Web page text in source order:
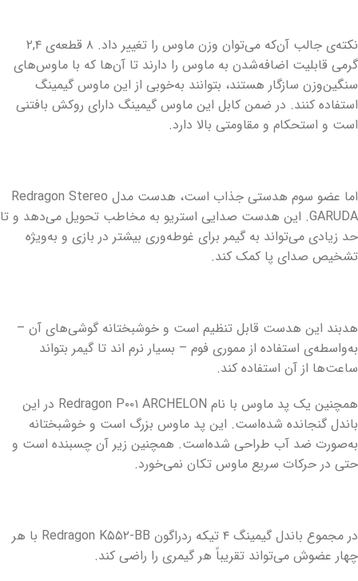
نکته‌ی جالب آن‌که می‌توان وزن ماوس را تغییر داد. ۸ قطعه‌ی ۲,۴
گرمی قابلیت اضافه‌شدن به ماوس را دارند تا آن‌ها که با ماوس‌های
سنگین‌وزن سازگار هستند، بتوانند به‌خوبی از این ماوس گیمینگ
استفاده کنند. در ضمن کابل این ماوس گیمینگ دارای روکش بافتنی
است و استحکام و مقاومتی بالا دارد.
اما عضو سوم هدستی جذاب است، هدست مدل Redragon Stereo
GARUDA. این هدست صدایی استریو به مخاطب تحویل می‌دهد و تا
حد زیادی می‌تواند به گیمر برای غوطه‌وری بیشتر در بازی و به‌ویژه
تشخیص صدای پا کمک کند.
هدبند این هدست قابل تنظیم است و خوشبختانه گوشی‌های آن –
به‌واسطه‌ی استفاده از مموری فوم – بسیار نرم اند تا گیمر بتواند
ساعت‌ها از آن استفاده کند.
همچنین یک پد ماوس با نام Redragon P۰۰۱ ARCHELON در این
باندل گنجانده شده‌است. این پد ماوس بزرگ است و خوشبختانه
به‌صورت ضد آب طراحی شده‌است. همچنین زیر آن چسبنده است و
حتی در حرکات سریع ماوس تکان نمی‌خورد.
در مجموع باندل گیمینگ ۴ تیکه ردراگون Redragon K۵۵۲-BB با هر
چهار عضوش می‌تواند تقریباً هر گیمری را راضی کند.